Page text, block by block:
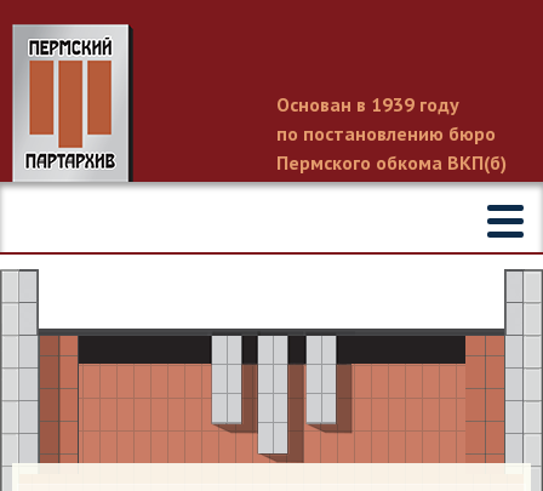
Основан в 1939 году
по постановлению бюро
Пермского обкома ВКП(б)